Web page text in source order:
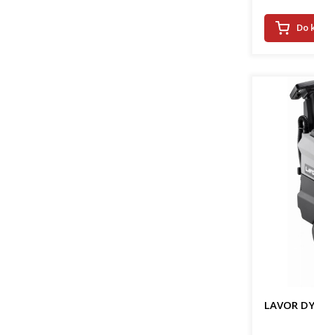
Do
LAVOR